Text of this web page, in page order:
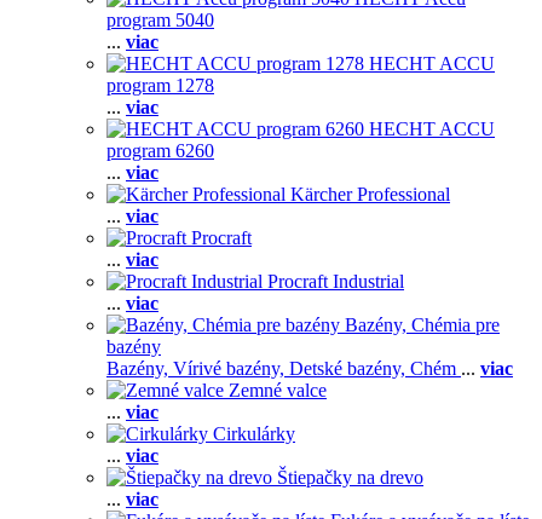
program 5040
... viac
HECHT ACCU
program 1278
... viac
HECHT ACCU
program 6260
... viac
Kärcher Professional
... viac
Procraft
... viac
Procraft Industrial
... viac
Bazény, Chémia pre
bazény
Bazény, Vírivé bazény, Detské bazény, Chém ... viac
Zemné valce
... viac
Cirkulárky
... viac
Štiepačky na drevo
... viac